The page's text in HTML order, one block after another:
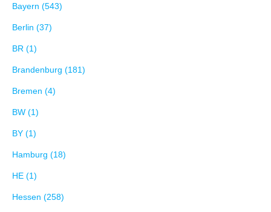
Bayern (543)
Berlin (37)
BR (1)
Brandenburg (181)
Bremen (4)
BW (1)
BY (1)
Hamburg (18)
HE (1)
Hessen (258)